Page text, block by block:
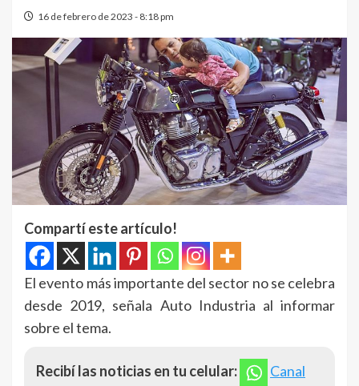
16 de febrero de 2023 - 8:18 pm
Compartí este artículo!
El evento más importante del sector no se celebra
desde 2019, señala Auto Industria al informar
sobre el tema.
Recibí las noticias en tu celular:
Canal